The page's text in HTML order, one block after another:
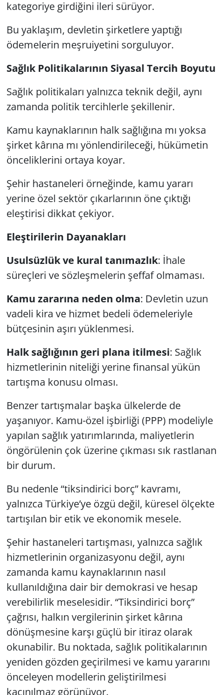
kategoriye girdiğini ileri sürüyor.
Bu yaklaşım, devletin şirketlere yaptığı
ödemelerin meşruiyetini sorguluyor.
Sağlık Politikalarının Siyasal Tercih Boyutu
Sağlık politikaları yalnızca teknik değil, aynı
zamanda politik tercihlerle şekillenir.
Kamu kaynaklarının halk sağlığına mı yoksa
şirket kârına mı yönlendirileceği, hükümetin
önceliklerini ortaya koyar.
Şehir hastaneleri örneğinde, kamu yararı
yerine özel sektör çıkarlarının öne çıktığı
eleştirisi dikkat çekiyor.
Eleştirilerin Dayanakları
Usulsüzlük ve kural tanımazlık: İhale
süreçleri ve sözleşmelerin şeffaf olmaması.
Kamu zararına neden olma: Devletin uzun
vadeli kira ve hizmet bedeli ödemeleriyle
bütçesinin aşırı yüklenmesi.
Halk sağlığının geri plana itilmesi: Sağlık
hizmetlerinin niteliği yerine finansal yükün
tartışma konusu olması.
Benzer tartışmalar başka ülkelerde de
yaşanıyor. Kamu-özel işbirliği (PPP) modeliyle
yapılan sağlık yatırımlarında, maliyetlerin
öngörülenin çok üzerine çıkması sık rastlanan
bir durum.
Bu nedenle “tiksindirici borç” kavramı,
yalnızca Türkiye’ye özgü değil, küresel ölçekte
tartışılan bir etik ve ekonomik mesele.
Şehir hastaneleri tartışması, yalnızca sağlık
hizmetlerinin organizasyonu değil, aynı
zamanda kamu kaynaklarının nasıl
kullanıldığına dair bir demokrasi ve hesap
verebilirlik meselesidir. “Tiksindirici borç”
çağrısı, halkın vergilerinin şirket kârına
dönüşmesine karşı güçlü bir itiraz olarak
okunabilir. Bu noktada, sağlık politikalarının
yeniden gözden geçirilmesi ve kamu yararını
önceleyen modellerin geliştirilmesi
kaçınılmaz görünüyor.